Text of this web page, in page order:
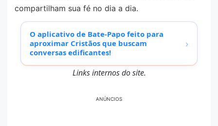
compartilham sua fé no dia a dia.
O aplicativo de Bate-Papo feito para
aproximar Cristãos que buscam
conversas edificantes!
›
Links internos do site.
ANÚNCIOS